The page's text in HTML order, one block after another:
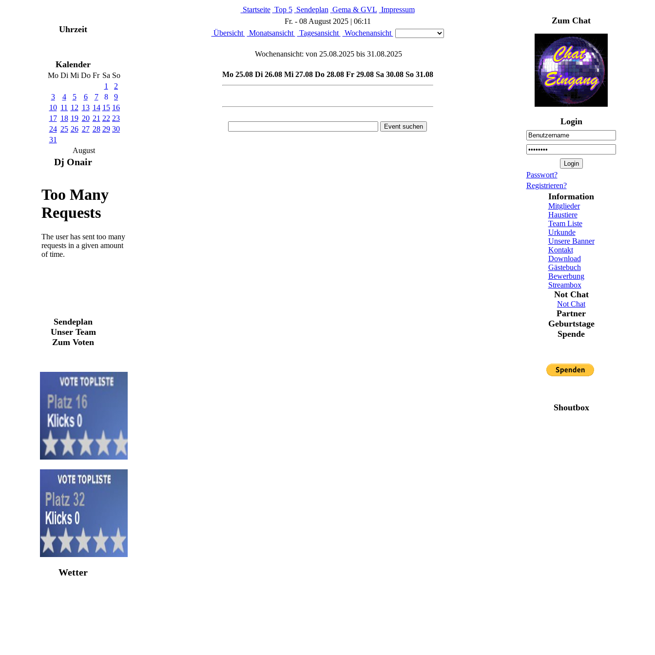
Startseite Top 5 Sendeplan Gema & GVL Impressum
Uhrzeit
Kalender
Mo Di Mi Do Fr Sa So
1
2
3
4 5 6 7 8
9
10 11 12 13 14 15 16
17 18 19 20 21 22 23
24 25 26 27 28 29 30
31
August
Dj Onair
Sendeplan
Unser Team
Zum Voten
Wetter
Fr. - 08 August 2025 | 06:11
Übersicht
Monatsansicht Tagesansicht Wochenansicht
Wochenansicht: von 25.08.2025 bis 31.08.2025
Mo 25.08 Di 26.08 Mi 27.08 Do 28.08 Fr 29.08 Sa 30.08 So 31.08
Zum Chat
Login
Passwort?
Registrieren?
Information
Mitglieder
Haustiere
Team Liste
Urkunde
Unsere Banner
Kontakt
Download
Gästebuch
Bewerbung
Streambox
Not Chat
Not Chat
Partner
Geburtstage
Spende
Shoutbox